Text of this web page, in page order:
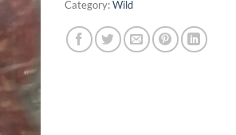
Category:Wild